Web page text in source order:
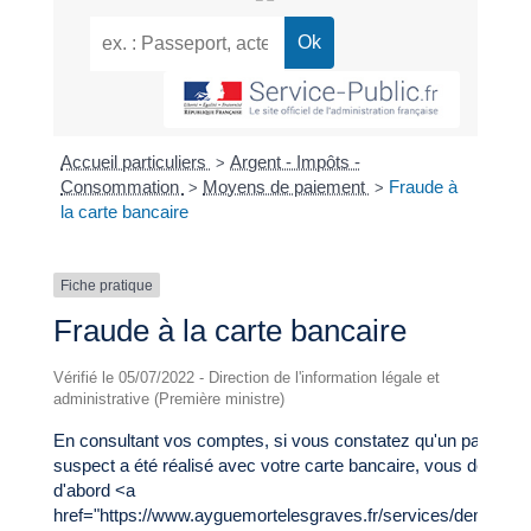
Accueil particuliers > Argent - Impôts -
Consommation > Moyens de paiement > Fraude à
la carte bancaire
Fiche pratique
Fraude à la carte bancaire
Vérifié le 05/07/2022 - Direction de l'information légale et
administrative (Première ministre)
En consultant vos comptes, si vous constatez qu'un paiement
suspect a été réalisé avec votre carte bancaire, vous devez
d'abord <a
href="https://www.ayguemortelesgraves.fr/services/